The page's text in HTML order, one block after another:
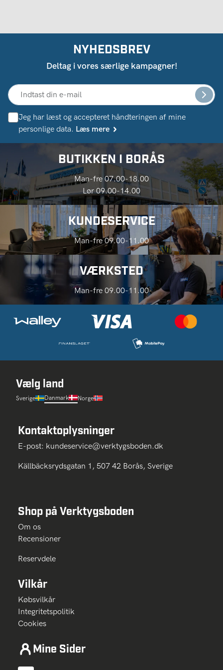
NYHEDSBREV
Deltag i vores særlige kampagner!
Jeg har læst og accepteret håndteringen af ​​mine
personlige data. Læs mere
BUTIKKEN I BORÅS
Man-fre 07.00-18.00
Lør 09.00-14.00
KUNDESERVICE
Man-fre 09.00-11.00
VÆRKSTED
Man-fre 09.00-11.00
Vælg land
Sverige Danmark Norge
Kontaktoplysninger
E-post: kundeservice@verktygsboden.dk
Källbäcksrydsgatan 1, 507 42 Borås, Sverige
Shop på Verktygsboden
Om os
Recensioner
Reservdele
Vilkår
Købsvilkår
Integritetspolitik
Cookies
Mine Sider